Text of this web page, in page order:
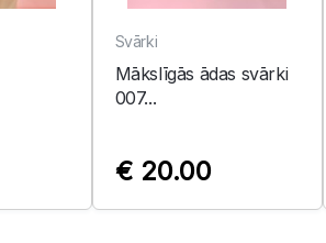
Svārki
Mākslīgās ādas svārki
007...
€ 20.00